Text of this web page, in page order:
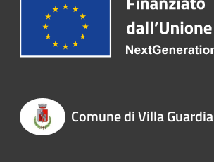
Comune di Villa Guardia